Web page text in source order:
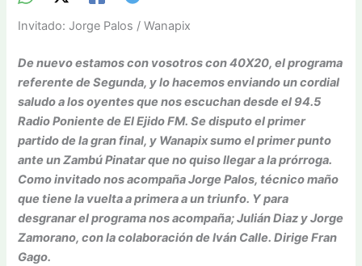
Invitado: Jorge Palos / Wanapix
De nuevo estamos con vosotros con 40X20, el programa
referente de Segunda, y lo hacemos enviando un cordial
saludo a los oyentes que nos escuchan desde el 94.5
Radio Poniente de El Ejido FM. Se disputo el primer
partido de la gran final, y Wanapix sumo el primer punto
ante un Zambú Pinatar que no quiso llegar a la prórroga.
Como invitado nos acompaña Jorge Palos, técnico maño
que tiene la vuelta a primera a un triunfo. Y para
desgranar el programa nos acompaña; Julián Diaz y Jorge
Zamorano, con la colaboración de Iván Calle. Dirige Fran
Gago.